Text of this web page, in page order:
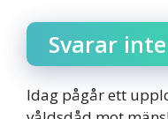
Svarar
Idag pågår ett